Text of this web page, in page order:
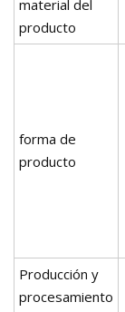
material del
producto
forma de
producto
Producción y
procesamiento